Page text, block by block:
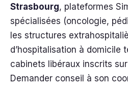
Strasbourg, plateformes
spécialisées (oncologie,
les structures
d’hospitalisation à domicile
cabinets libéraux inscrits sur
Demander conseil à son